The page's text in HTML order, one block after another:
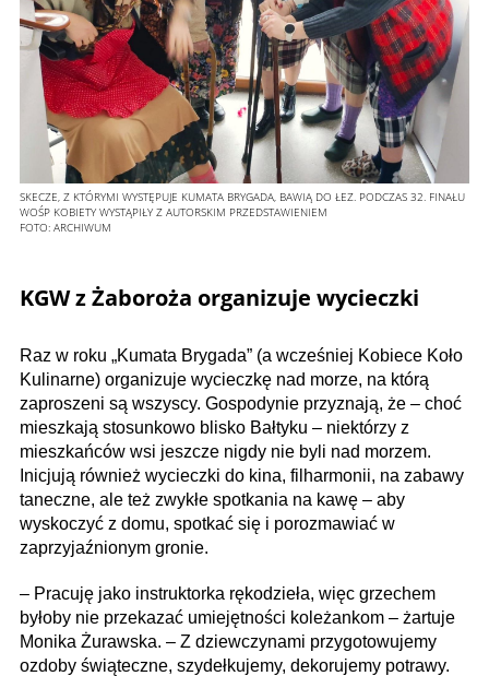
SKECZE, Z KTÓRYMI WYSTĘPUJE KUMATA BRYGADA, BAWIĄ DO ŁEZ. PODCZAS 32. FINAŁU
WOŚP KOBIETY WYSTĄPIŁY Z AUTORSKIM PRZEDSTAWIENIEM
FOTO: ARCHIWUM
KGW z Żaboroża organizuje wycieczki
Raz w roku „Kumata Brygada” (a wcześniej Kobiece Koło
Kulinarne) organizuje wycieczkę nad morze, na którą
zaproszeni są wszyscy. Gospodynie przyznają, że – choć
mieszkają stosunkowo blisko Bałtyku – niektórzy z
mieszkańców wsi jeszcze nigdy nie byli nad morzem.
Inicjują również wycieczki do kina, filharmonii, na zabawy
taneczne, ale też zwykłe spotkania na kawę – aby
wyskoczyć z domu, spotkać się i porozmawiać w
zaprzyjaźnionym gronie.
– Pracuję jako instruktorka rękodzieła, więc grzechem
byłoby nie przekazać umiejętnoś­ci koleżankom – żartuje
Monika Żurawska. – Z dziewczynami przygotowujemy
ozdoby świąteczne, szydełkujemy, dekorujemy potrawy.